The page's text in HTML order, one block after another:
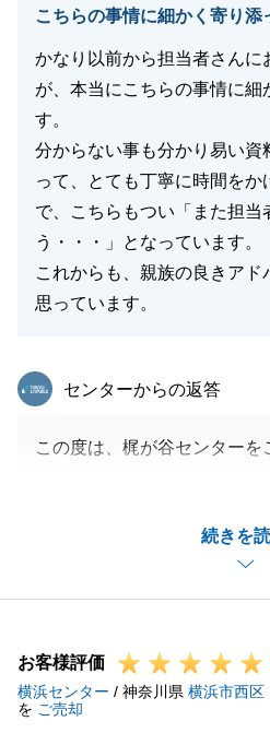
心より御礼申し上げます。
また何かご相談等お力になれ
ら、ぜひご連絡を頂戴できれ
S様のご健康とご多幸をお祈
閉じる
こちらの事情に細かく寄り添
かなり以前から担当者さんに
が、本当にこちらの事情に細
す。
分からない事も分かり易い資
って、とても丁寧に時間を
で、こちらもつい「また担当
う・・・」となっています。
これからも、親族の良きアド
思っています。
続きを
東急リバブル
センターからの返答
この度は、梶が谷センター
が、今回もご相談頂きまして
今回はM様以外にも関係者様
うにと務めてまいりました。
煩雑なお手続きも多かった中
わらず、迅速にお手続きにご
お客様評価
横浜センター / 神奈川県 横浜市西区
を ご売却